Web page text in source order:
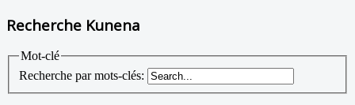
Recherche Kunena
Mot-clé
Recherche par mots-clés: